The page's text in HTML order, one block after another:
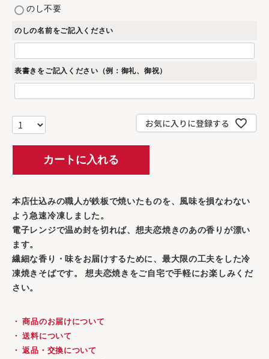
のし不要
のしの名前をご記入ください
表書きをご記入ください（例：御礼、御祝）
お気に入りに登録する
カートに入れる
本店仕込みの職人が鉄板で焼いたものを、風味を損なわない
よう急速冷凍しました。
電子レンジで温め封を切れば、想夫恋焼きのあの香りが漂い
ます。
繊細な香り・味をお届けするために、最大限の工夫をした冷
凍焼きそばです。 想夫恋焼きをご自宅で手軽にお楽しみくだ
さい。
・ 商品のお届けについて
・ 送料について
・ 返品・交換について